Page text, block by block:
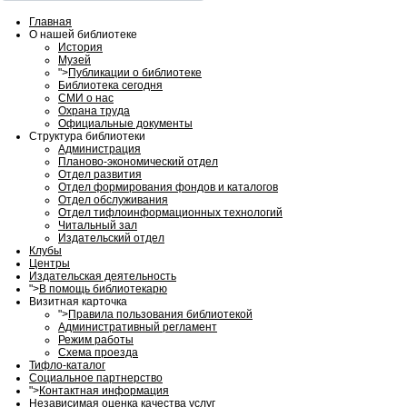
Главная
О нашей библиотеке
История
Музей
">Публикации о библиотеке
Библиотека сегодня
СМИ о нас
Охрана труда
Официальные документы
Структура библиотеки
Администрация
Планово-экономический отдел
Отдел развития
Отдел формирования фондов и каталогов
Отдел обслуживания
Отдел тифлоинформационных технологий
Читальный зал
Издательский отдел
Клубы
Центры
Издательская деятельность
">В помощь библиотекарю
Визитная карточка
">Правила пользования библиотекой
Административный регламент
Режим работы
Схема проезда
Тифло-каталог
Социальное партнерство
">Контактная информация
Независимая оценка качества услуг